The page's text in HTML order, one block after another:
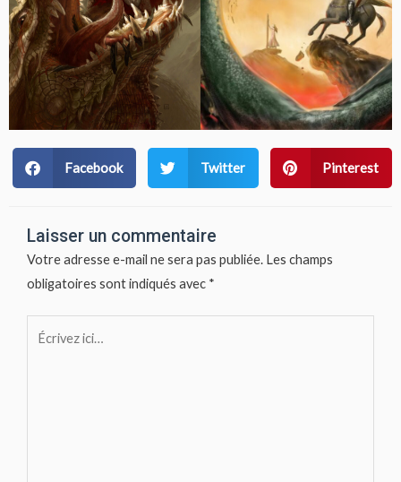
Facebook Twitter Pinterest
Laisser un commentaire
Votre adresse e-mail ne sera pas publiée. Les champs
obligatoires sont indiqués avec *